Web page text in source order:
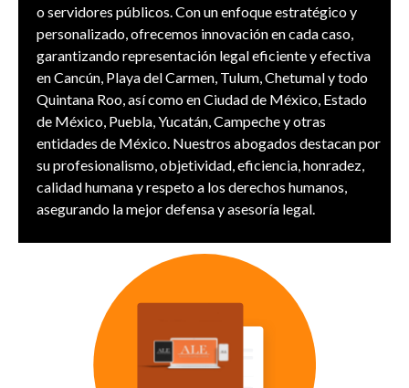
o servidores públicos. Con un enfoque estratégico y
personalizado, ofrecemos innovación en cada caso,
garantizando representación legal eficiente y efectiva
en Cancún, Playa del Carmen, Tulum, Chetumal y todo
Quintana Roo, así como en Ciudad de México, Estado
de México, Puebla, Yucatán, Campeche y otras
entidades de México. Nuestros abogados destacan por
su profesionalismo, objetividad, eficiencia, honradez,
calidad humana y respeto a los derechos humanos,
asegurando la mejor defensa y asesoría legal.